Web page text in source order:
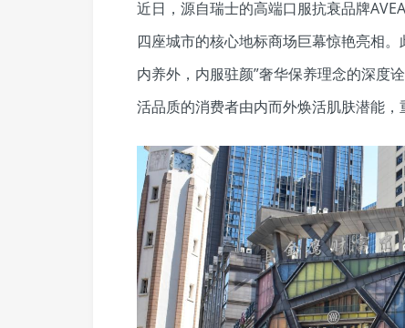
近日，源自瑞士的高端口服抗衰品牌
四座城市的核心地标商场巨幕惊艳亮相
内养外，内服驻颜”奢华保养理念的深度
活品质的消费者由内而外焕活肌肤潜能，